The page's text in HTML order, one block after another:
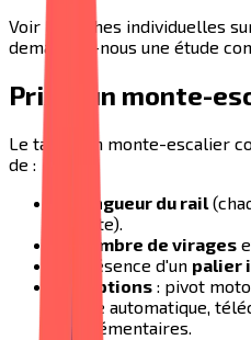
Voir les fiches individuelles
demandez-nous une étude
Prix d'un monte-
Le tarif d'un monte-escalier
de :
longueur du rail
compte).
nombre de virages
La présence d'un palier
options : pivot
sangle automatique,
supplémentaires.